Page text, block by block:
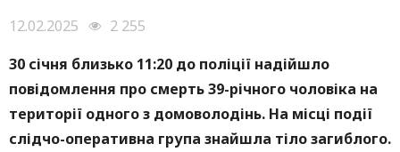
12.02.2025
2 255
30 січня близько 11:20 до поліції надійшло
повідомлення про смерть 39-річного чоловіка на
території одного з домоволодінь. На місці події
слідчо-оперативна група знайшла тіло загиблого.